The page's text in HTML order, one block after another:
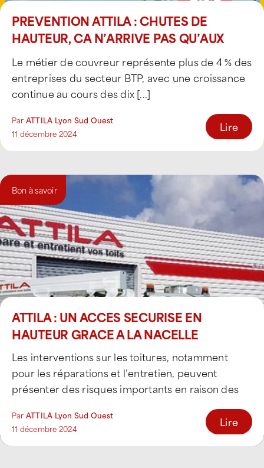
PREVENTION ATTILA : CHUTES DE
HAUTEUR, CA N’ARRIVE PAS QU’AUX
AUTRES !
Le métier de couvreur représente plus de 4 % des
entreprises du secteur BTP, avec une croissance
continue au cours des dix [...]
Par ATTILA Lyon Sud Ouest
11 décembre 2024
Lire
Bon à savoir
ATTILA : UN ACCES SECURISE EN
HAUTEUR GRACE A LA NACELLE
Les interventions sur les toitures, notamment
pour les réparations et l’entretien, peuvent
présenter des risques importants en raison des
Par ATTILA Lyon Sud Ouest
11 décembre 2024
Lire